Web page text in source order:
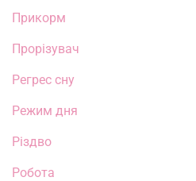
Прикорм
Прорізувач
Регрес сну
Режим дня
Різдво
Робота